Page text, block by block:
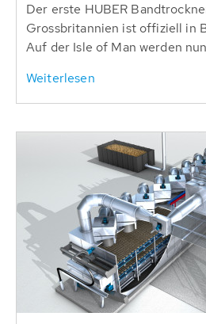
Der erste HUBER
Grossbritannien ist offiziell in
Auf der Isle of Man werden
Weiterlesen